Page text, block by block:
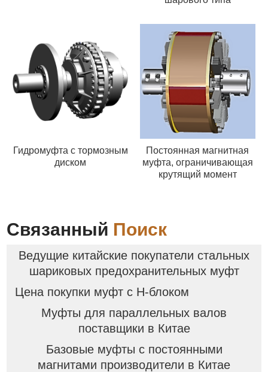
Гидромуфта с тормозным
диском
Постоянная магнитная
муфта, ограничивающая
крутящий момент
Связанный Поиск
Ведущие китайские покупатели стальных
шариковых предохранительных муфт
Цена покупки муфт с Н-блоком
Муфты для параллельных валов
поставщики в Китае
Базовые муфты с постоянными
магнитами производители в Китае